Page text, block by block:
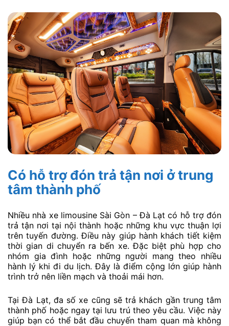
Có hỗ trợ đón trả tận nơi ở trung
tâm thành phố
Nhiều nhà xe limousine Sài Gòn – Đà Lạt có hỗ trợ đón
trả tận nơi tại nội thành hoặc những khu vực thuận lợi
trên tuyến đường. Điều này giúp hành khách tiết kiệm
thời gian di chuyển ra bến xe. Đặc biệt phù hợp cho
nhóm gia đình hoặc những người mang theo nhiều
hành lý khi đi du lịch. Đây là điểm cộng lớn giúp hành
trình trở nên liền mạch và thoải mái hơn.
Tại Đà Lạt, đa số xe cũng sẽ trả khách gần trung tâm
thành phố hoặc ngay tại lưu trú theo yêu cầu. Việc này
giúp bạn có thể bắt đầu chuyến tham quan mà không